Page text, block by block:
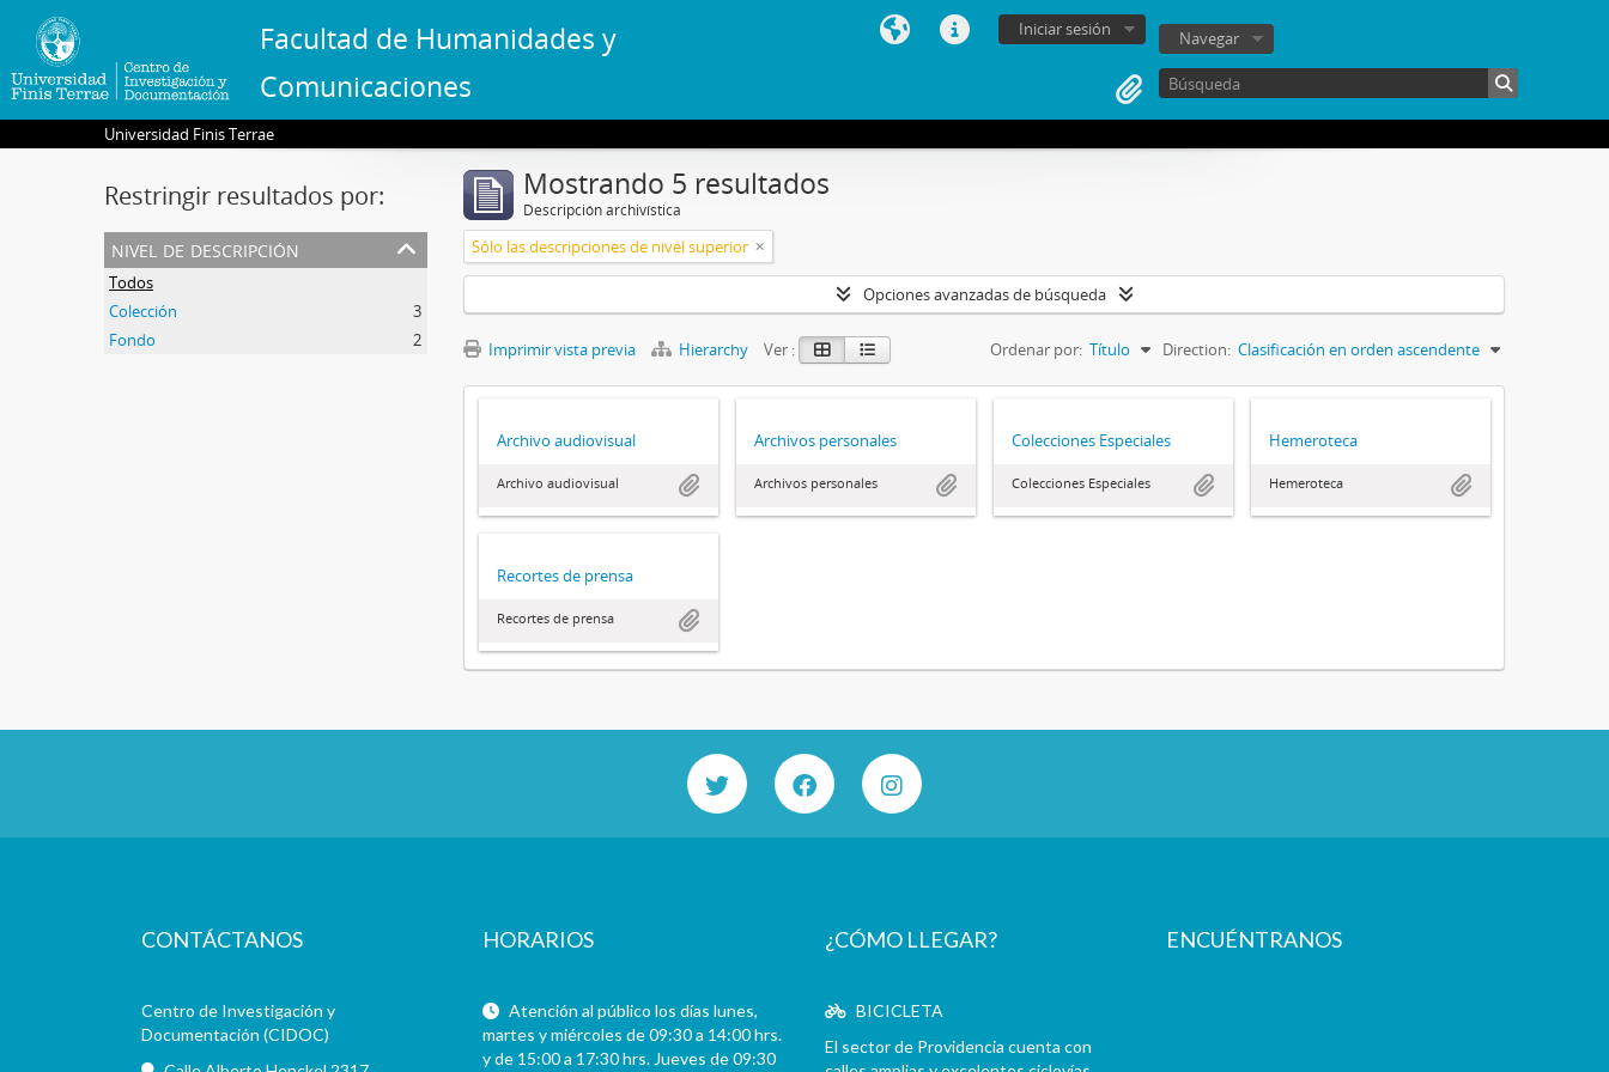
Facultad de Humanidades y
Comunicaciones
Iniciar sesión Navegar
Universidad Finis Terrae
Restringir resultados por:
nivel de descripción
Todos
Colección
3
Fondo
2
Mostrando 5 resultados
Descripción archivística
Sólo las descripciones de nivel superior
Opciones avanzadas de búsqueda
Imprimir vista previa Hierarchy Ver : Ordenar por: Título Direction: Clasificación en orden ascendente
Archivo audiovisual
Archivo audiovisual
Archivos personales
Archivos personales
Colecciones Especiales
Colecciones Especiales
Hemeroteca
Hemeroteca
Recortes de prensa
Recortes de prensa
CONTÁCTANOS
Centro de Investigación y
Documentación (CIDOC)
HORARIOS
Atención al público los días lunes,
martes y miércoles de 09:30 a 14:00 hrs.
y de 15:00 a 17:30 hrs. Jueves de 09:30
¿CÓMO LLEGAR?
BICICLETA
El sector de Providencia cuenta con
ENCUÉNTRANOS